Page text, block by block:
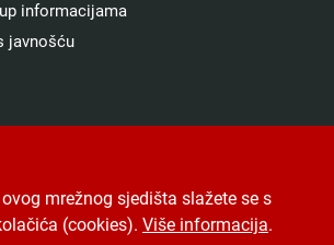
informacijama
javnošću
.Jedinstveni digitalni pristupnik
hosting i održavanjeDesk.hr.
mrežnog sjedišta slažete se s
(cookies). Više informacija.